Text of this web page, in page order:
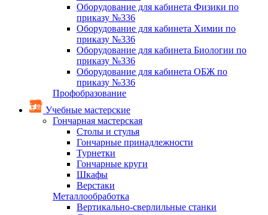
Оборудование для кабинета Физики по
приказу №336
Оборудование для кабинета Химии по
приказу №336
Оборудование для кабинета Биологии по
приказу №336
Оборудование для кабинета ОБЖ по
приказу №336
Профобразование
Учебные мастерские
Гончарная мастерская
Столы и стулья
Гончарные принадлежности
Турнетки
Гончарные круги
Шкафы
Верстаки
Металлообработка
Вертикально-сверлильные станки